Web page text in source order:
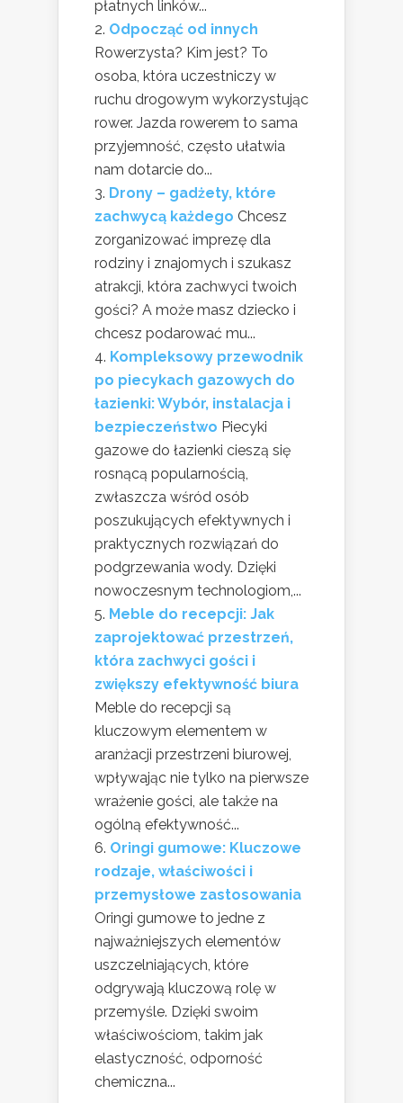
płatnych linków...
Odpocząć od innych
Rowerzysta? Kim jest? To
osoba, która uczestniczy w
ruchu drogowym wykorzystując
rower. Jazda rowerem to sama
przyjemność, często ułatwia
nam dotarcie do...
Drony – gadżety, które
zachwycą każdego Chcesz
zorganizować imprezę dla
rodziny i znajomych i szukasz
atrakcji, która zachwyci twoich
gości? A może masz dziecko i
chcesz podarować mu...
Kompleksowy przewodnik
po piecykach gazowych do
łazienki: Wybór, instalacja i
bezpieczeństwo Piecyki
gazowe do łazienki cieszą się
rosnącą popularnością,
zwłaszcza wśród osób
poszukujących efektywnych i
praktycznych rozwiązań do
podgrzewania wody. Dzięki
nowoczesnym technologiom,...
Meble do recepcji: Jak
zaprojektować przestrzeń,
która zachwyci gości i
zwiększy efektywność biura
Meble do recepcji są
kluczowym elementem w
aranżacji przestrzeni biurowej,
wpływając nie tylko na pierwsze
wrażenie gości, ale także na
ogólną efektywność...
Oringi gumowe: Kluczowe
rodzaje, właściwości i
przemysłowe zastosowania
Oringi gumowe to jedne z
najważniejszych elementów
uszczelniających, które
odgrywają kluczową rolę w
przemyśle. Dzięki swoim
właściwościom, takim jak
elastyczność, odporność
chemiczna...